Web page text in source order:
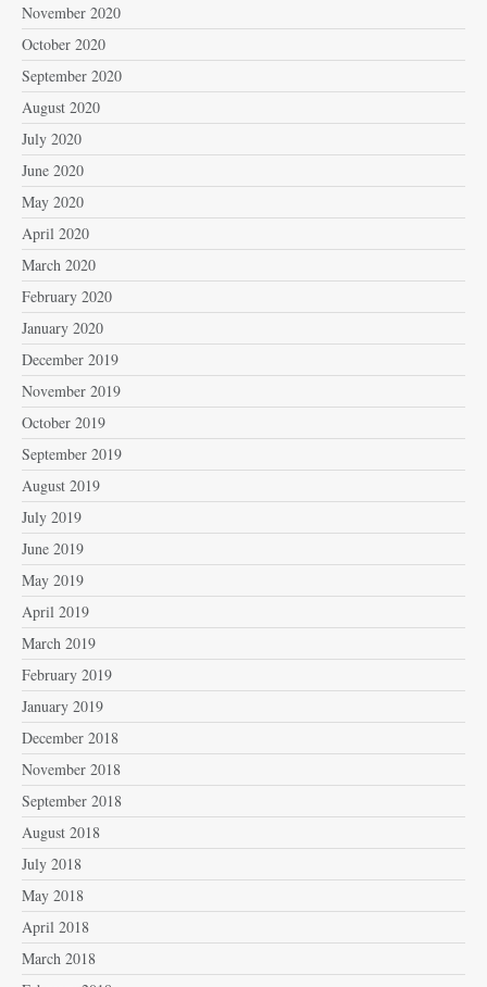
November 2020
October 2020
September 2020
August 2020
July 2020
June 2020
May 2020
April 2020
March 2020
February 2020
January 2020
December 2019
November 2019
October 2019
September 2019
August 2019
July 2019
June 2019
May 2019
April 2019
March 2019
February 2019
January 2019
December 2018
November 2018
September 2018
August 2018
July 2018
May 2018
April 2018
March 2018